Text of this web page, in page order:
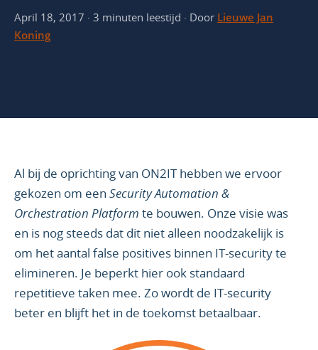
April 18, 2017 · 3 minuten leestijd · Door Lieuwe Jan
Koning
Al bij de oprichting van ON2IT hebben we ervoor
gekozen om een Security Automation &
Orchestration Platform te bouwen. Onze visie was
en is nog steeds dat dit niet alleen noodzakelijk is
om het aantal false positives binnen IT-security te
elimineren. Je beperkt hier ook standaard
repetitieve taken mee. Zo wordt de IT-security
beter en blijft het in de toekomst betaalbaar.